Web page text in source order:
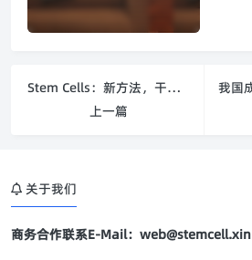
Stem Cells：新方法，干细胞立变骨细胞
上一篇
关于我们
商务合作联系E-Mail：web@stemcell.xin